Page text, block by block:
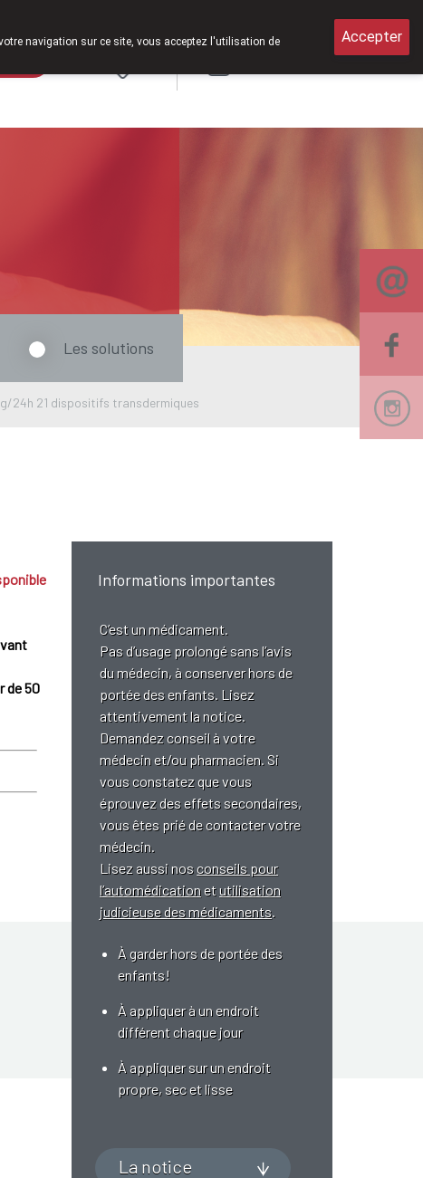
24h 21 dispositifs transdermiques
Les solutions
de 50
Informations importantes
C’est un médicament.
Pas d’usage prolongé sans l’avis
du médecin, à conserver hors de
portée des enfants. Lisez
attentivement la notice.
Demandez conseil à votre
médecin et/ou pharmacien. Si
vous constatez que vous
éprouvez des effets secondaires,
vous êtes prié de contacter votre
médecin.
Lisez aussi nos conseils pour
l’automédicationetutilisation
judicieuse des médicaments
À garder hors de portée des
enfants!
À appliquer à un endroit
différent chaque jour
À appliquer sur un endroit
propre, sec et lisse
La notice
navigation sur ce site, vous acceptez l'utilisation de
Accepter